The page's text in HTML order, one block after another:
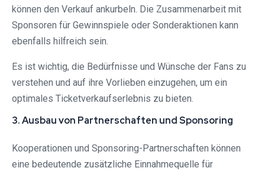
können den Verkauf ankurbeln. Die Zusammenarbeit mit
Sponsoren für Gewinnspiele oder Sonderaktionen kann
ebenfalls hilfreich sein.
Es ist wichtig, die Bedürfnisse und Wünsche der Fans zu
verstehen und auf ihre Vorlieben einzugehen, um ein
optimales Ticketverkaufserlebnis zu bieten.
3. Ausbau von Partnerschaften und Sponsoring
Kooperationen und Sponsoring-Partnerschaften können
eine bedeutende zusätzliche Einnahmequelle für